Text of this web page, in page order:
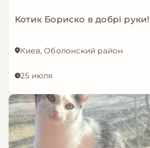
Котик Бориско в добрі руки!
Киев, Оболонский район
25 июля